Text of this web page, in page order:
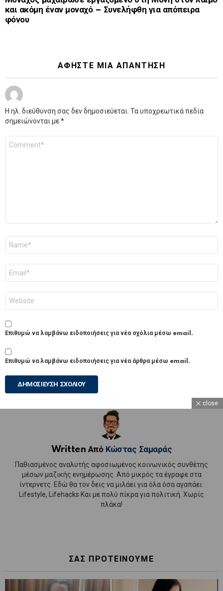
και ακόμη έναν μοναχό – Συνελήφθη για απόπειρα
φόνου
ΑΦΉΣΤΕ ΜΙΑ ΑΠΆΝΤΗΣΗ
Η ηλ. διεύθυνση σας δεν δημοσιεύεται. Τα υποχρεωτικά πεδία
σημειώνονται με*
Επιθυμώ να λαμβάνω ειδοποιήσεις για νέα σχόλια μέσω email.
Επιθυμώ να λαμβάνω ειδοποιήσεις για νέα άρθρα μέσω email.
Written Από Κώστας Σαμαράς
Παθιασμένος αναλυτής αφοσιωμένος κοινωνικός συνθέτης
μέσων μαζικής ενημέρωσης. Από μικρός τα έγραφε στα
ίντερνετς. Εδώ θα τον δεις να μιλάει για όλα όσα αγαπάει:
Lifestyle, Lifehacks Και με πολύ πίκρα για πολιτική. Χωρίς
πλάκα!
ΣΑΣ ΠΡΟΤΕΙΝΟΥΜΕ
close